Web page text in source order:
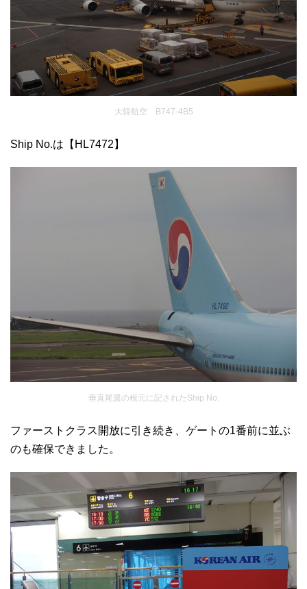
大韓航空 B747-4B5
Ship No.は【HL7472】
垂直尾翼の根元に記されたShip No.
ファーストクラス開放に引き続き、ゲートの1番前に並ぶ
のも確保できました。